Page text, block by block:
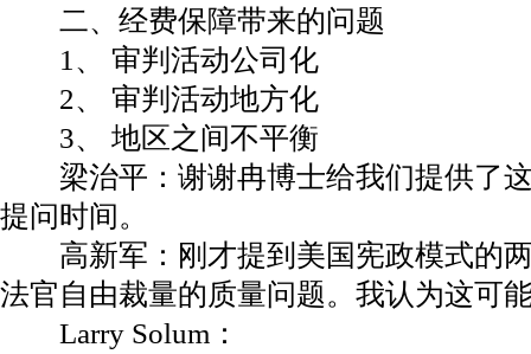
二、经费保障带来的问题
1、 审判活动公司化
2、 审判活动地方化
3、 地区之间不平衡
梁治平：谢谢冉博士给我们提供了这
提问时间。
高新军：刚才提到美国宪政模式的两
法官自由裁量的质量问题。我认为这可
Larry Solum：